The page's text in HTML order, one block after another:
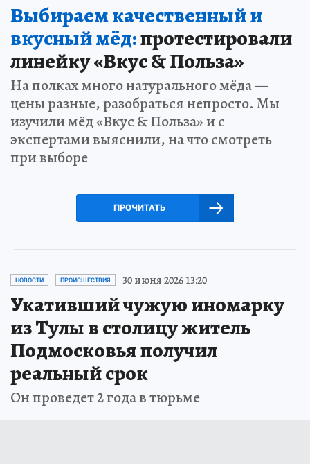
Выбираем качественный и
вкусный мёд:протестировали
линейку «Вкус & Польза»
На полках много натурального мёда —
цены разные, разобраться непросто. Мы
изучили мёд «Вкус & Польза» и с
экспертами выяснили, на что смотреть
при выборе
ПРОЧИТАТЬ
НОВОСТИ ПРОИСШЕСТВИЯ 30 июня 2026 13:20
Укативший чужую иномарку
из Тулы в столицу житель
Подмосковья получил
реальный срок
Он проведет 2 года в тюрьме